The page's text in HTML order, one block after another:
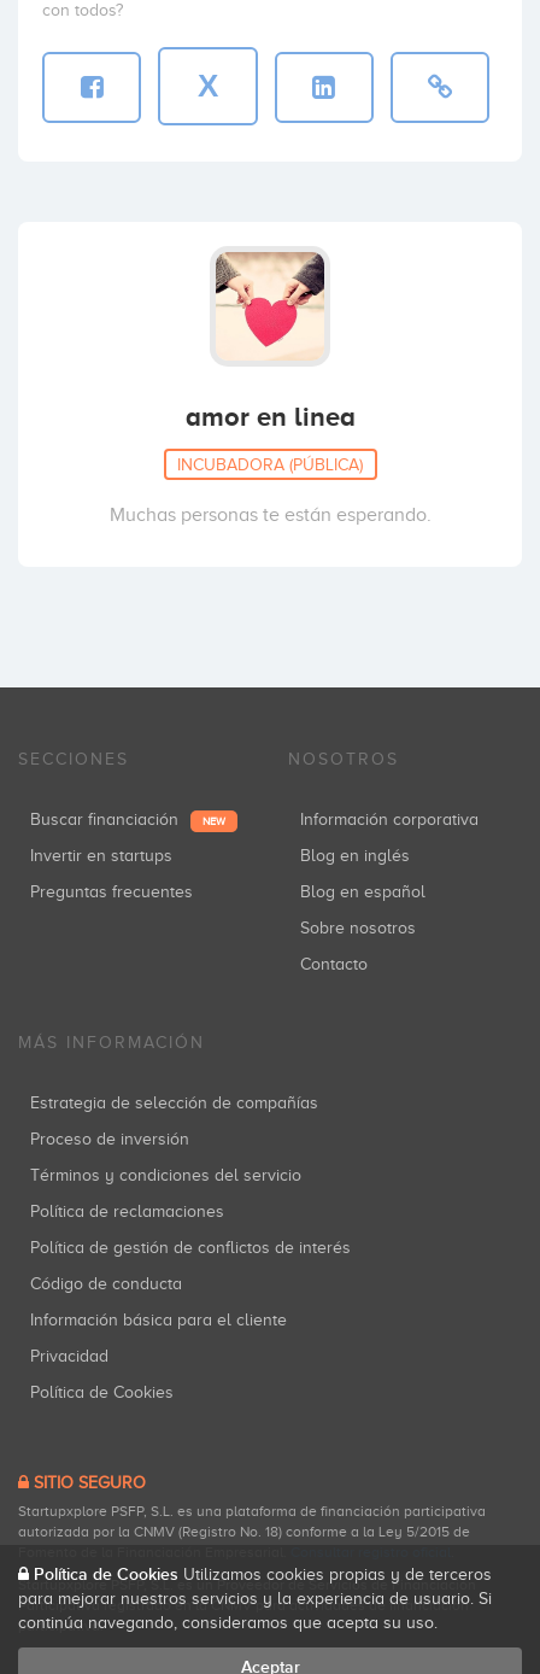
con todos?
X
amor en linea
INCUBADORA (PÚBLICA)
Muchas personas te están esperando.
SECCIONES
Buscar financiación NEW
Invertir en startups
Preguntas frecuentes
NOSOTROS
Información corporativa
Blog en inglés
Blog en español
Sobre nosotros
Contacto
MÁS INFORMACIÓN
Estrategia de selección de compañías
Proceso de inversión
Términos y condiciones del servicio
Política de reclamaciones
Política de gestión de conflictos de interés
Código de conducta
Información básica para el cliente
Privacidad
Política de Cookies
SITIO SEGURO
Startupxplore PSFP, S.L. es una plataforma de financiación participativa
autorizada por la CNMV (Registro No. 18) conforme a la Ley 5/2015 de
Startupxplore PSFP, S.L. es un Proveedor de Servicios de Financiación
Participativa registrado en la CNMV para actividades de financiación
participativa.
Política de Cookies Utilizamos cookies propias y de terceros
para mejorar nuestros servicios y la experiencia de usuario. Si
continúa navegando, consideramos que acepta su uso.
Aceptar